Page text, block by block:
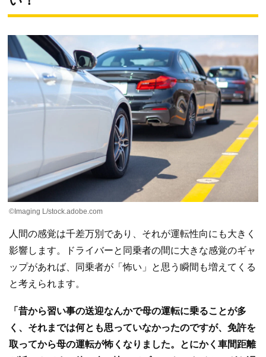
©Imaging L/stock.adobe.com
人間の感覚は千差万別であり、それが運転性向にも大きく
影響します。ドライバーと同乗者の間に大きな感覚のギャ
ップがあれば、同乗者が「怖い」と思う瞬間も増えてくる
と考えられます。
「昔から習い事の送迎なんかで母の運転に乗ることが多
く、それまでは何とも思っていなかったのですが、免許を
取ってから母の運転が怖くなりました。とにかく車間距離